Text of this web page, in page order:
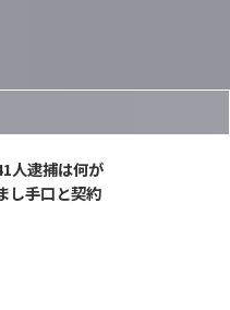
人逮捕は何が
し手口と契約